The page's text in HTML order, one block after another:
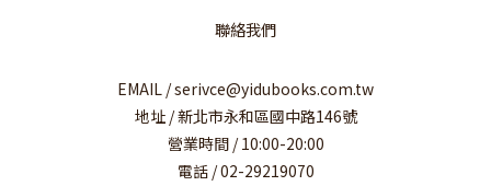
聯絡我們
EMAIL / serivce@yidubooks.com.tw
地址 / 新北市永和區國中路146號
營業時間 / 10:00-20:00
電話 / 02-29219070